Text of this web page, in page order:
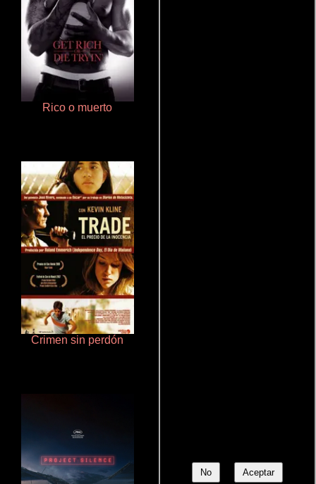
No Aceptar
Rico o muerto
Crimen sin perdón